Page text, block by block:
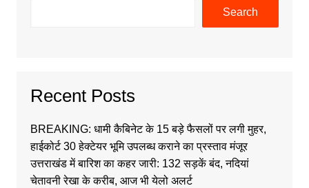
Search
Recent Posts
BREAKING: धामी कैबिनेट के 15 बड़े फैसलों पर लगी मुहर,
हाईकोर्ट 30 हेक्टेयर भूमि उपलब्ध कराने का प्रस्ताव मंजूर
उत्तराखंड में बारिश का कहर जारी: 132 सड़कें बंद, नदियां
चेतावनी रेखा के करीब, आज भी येलो अलर्ट